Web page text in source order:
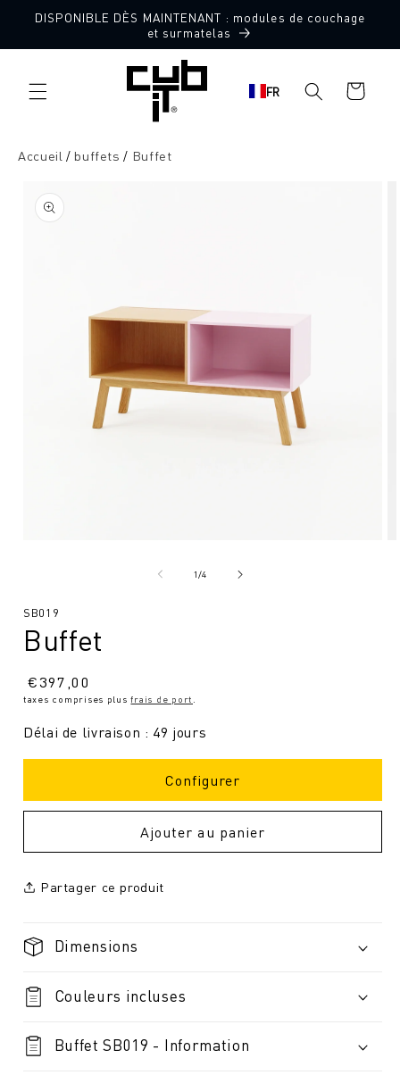
directement
DISPONIBLE DÈS MAINTENANT : modules de couchage
et surmatelas
FR
Panier
d'achat
Accueil buffets Buffet
sur le
produit
modal
1/de4
SKU
SB019
Buffet
Prix
normal
€397,00
taxes comprises plusfrais de port
Délai de livraison : 49 jours
Configurer
Ajouter au panier
Partager ce produit
Dimensions
Couleurs incluses
Buffet SB019 - Information